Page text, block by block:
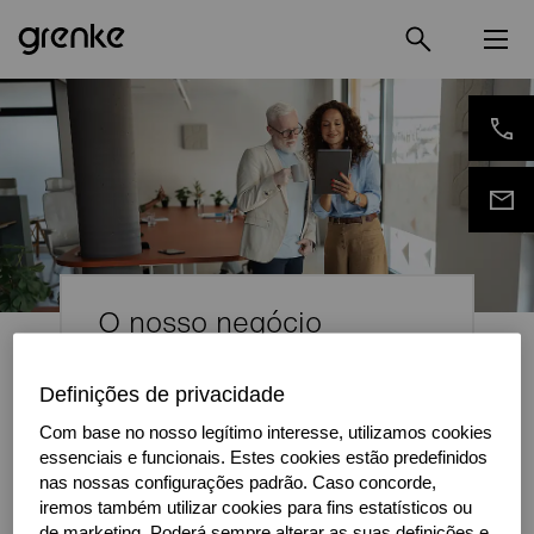
O nosso negócio
seu negócio
O objetivo da grenke é apoiar as start-ups e
as pequenas e médias empresas a
promoverem e incrementarem os seus
Definições de privacidade
Com base no nosso legítimo interesse, utilizamos cookies
essenciais e funcionais. Estes cookies estão predefinidos
nas nossas configurações padrão. Caso concorde,
iremos também utilizar cookies para fins estatísticos ou